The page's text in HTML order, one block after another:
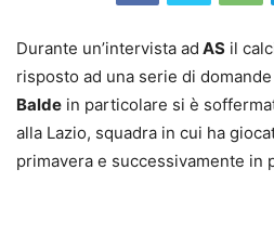
Durante un’intervista ad AS il
risposto ad una serie di
Balde in particolare si è
alla Lazio, squadra in cui ha
primavera e successivamente in